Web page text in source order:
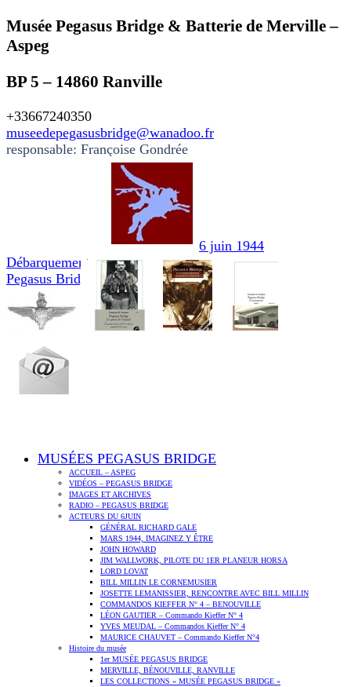
Musée Pegasus Bridge & Batterie de Merville –
Aspeg
BP 5 – 14860 Ranville
+33667240350
museedepegasusbridge@wanadoo.fr
responsable: Françoise Gondrée
6 juin 1944
Débarquement
Pegasus Bridge
MUSÉES PEGASUS BRIDGE
ACCUEIL – ASPEG
VIDÉOS – PEGASUS BRIDGE
IMAGES ET ARCHIVES
RADIO – PEGASUS BRIDGE
ACTEURS DU 6JUIN
GÉNÉRAL RICHARD GALE
MARS 1944, IMAGINEZ Y ÊTRE
JOHN HOWARD
JIM WALLWORK, PILOTE DU 1ER PLANEUR HORSA
LORD LOVAT
BILL MILLIN LE CORNEMUSIER
JOSETTE LEMANISSIER, RENCONTRE AVEC BILL MILLIN
COMMANDOS KIEFFER N° 4 – BENOUVILLE
LÉON GAUTIER – Commando Kieffer N° 4
YVES MEUDAL – Commandos Kieffer N° 4
MAURICE CHAUVET – Commando Kieffer N°4
Histoire du musée
1er MUSÉE PEGASUS BRIDGE
MERVILLE, BÉNOUVILLE, RANVILLE
LES COLLECTIONS « MUSÉE PEGASUS BRIDGE »